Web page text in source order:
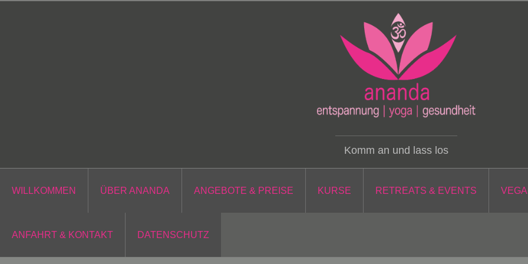
Komm an und lass los
WILLKOMMEN ÜBER ANANDA ANGEBOTE & PREISE KURSE RETREATS & EVENTS
ANFAHRT & KONTAKT DATENSCHUTZ